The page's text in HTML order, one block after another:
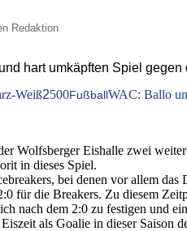
Redaktion
hart umkäpften Spiel
Weiß2500FußballWAC: Ballo
Wolfsberger Eishalle zwei
in dieses Spiel.
bei denen vor allem
für die Breakers. Zu diesem
nach dem 2:0 zu festigen und
als Goalie in dieser